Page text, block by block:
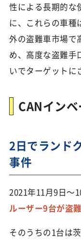
性による長期的な
に、これらの車種
外の盗難車市場で
め、高度な盗難手
いでターゲットに
CANイン
2日でランド
事件
2021年11月9日～
ルーザー9台が盗
そのうちの1台は